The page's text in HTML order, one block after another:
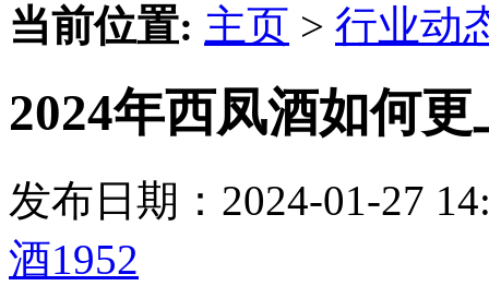
当前位置: 主页 > 行业动
2024年西凤酒如何
发布日期：2024-01-27
酒1952